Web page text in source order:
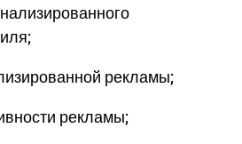
рекламы;
рекламы;